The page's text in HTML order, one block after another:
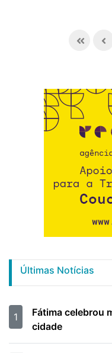
Últimas Notícias
1
Fátima celebrou
cidade